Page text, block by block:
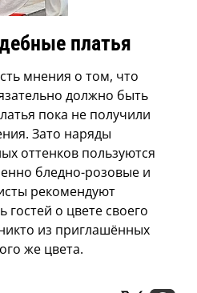
платья
мнения о том, что
должно быть
пока не получили
Зато наряды
оттенков пользуются
бледно-розовые и
рекомендуют
гостей о цвете своего
из приглашённых
же цвета.